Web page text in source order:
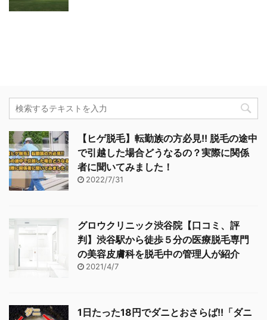
【ヒゲ脱毛】転勤族の方必見!! 脱毛の途中
で引越した場合どうなるの？実際に関係
者に聞いてみました！
2022/7/31
グロウクリニック渋谷院【口コミ、評
判】渋谷駅から徒歩５分の医療脱毛専門
の美容皮膚科を脱毛中の管理人が紹介
2021/4/7
1日たった18円でダニとおさらば!!「ダニ